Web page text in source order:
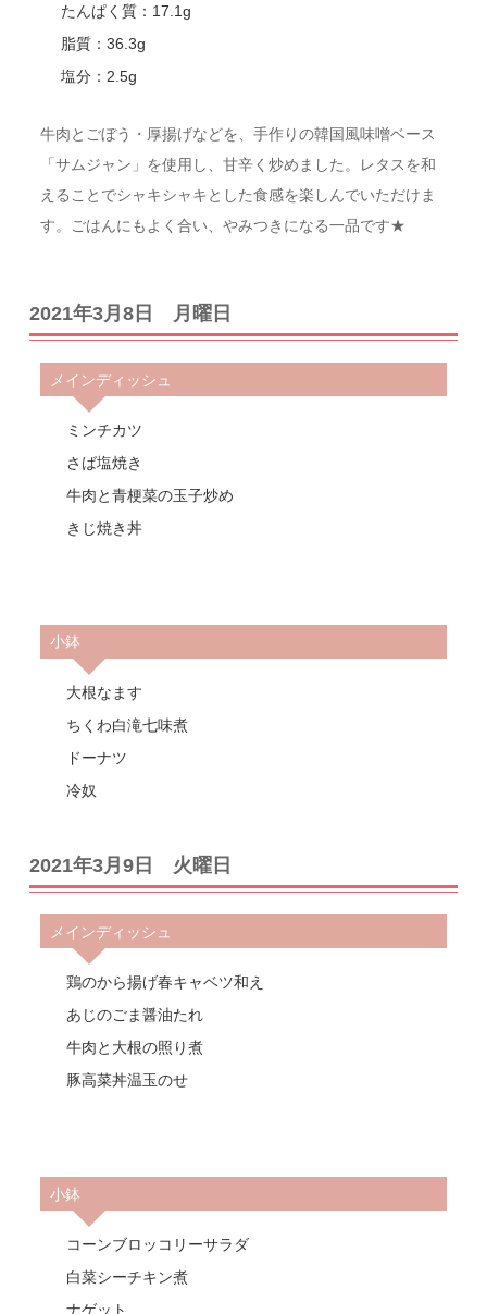
たんぱく質：17.1g
脂質：36.3g
塩分：2.5g
牛肉とごぼう・厚揚げなどを、手作りの韓国風味噌ベース
「サムジャン」を使用し、甘辛く炒めました。レタスを和
えることでシャキシャキとした食感を楽しんでいただけま
す。ごはんにもよく合い、やみつきになる一品です★
2021年3月8日 月曜日
メインディッシュ
ミンチカツ
さば塩焼き
牛肉と青梗菜の玉子炒め
きじ焼き丼
小鉢
大根なます
ちくわ白滝七味煮
ドーナツ
冷奴
2021年3月9日 火曜日
メインディッシュ
鶏のから揚げ春キャベツ和え
あじのごま醤油たれ
牛肉と大根の照り煮
豚高菜丼温玉のせ
小鉢
コーンブロッコリーサラダ
白菜シーチキン煮
ナゲット